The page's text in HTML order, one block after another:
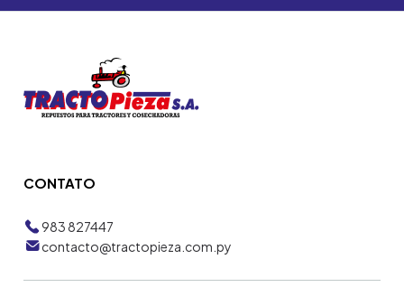
CONTATO
983 827447
contacto@tractopieza.com.py